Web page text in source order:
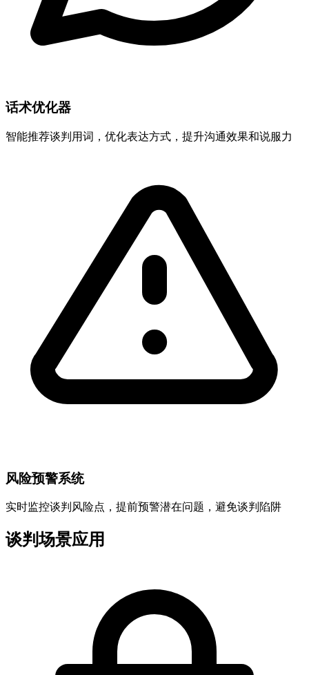
话术优化器
智能推荐谈判用词，优化表达方式，提升沟通效果和说服力
风险预警系统
实时监控谈判风险点，提前预警潜在问题，避免谈判陷阱
谈判场景应用